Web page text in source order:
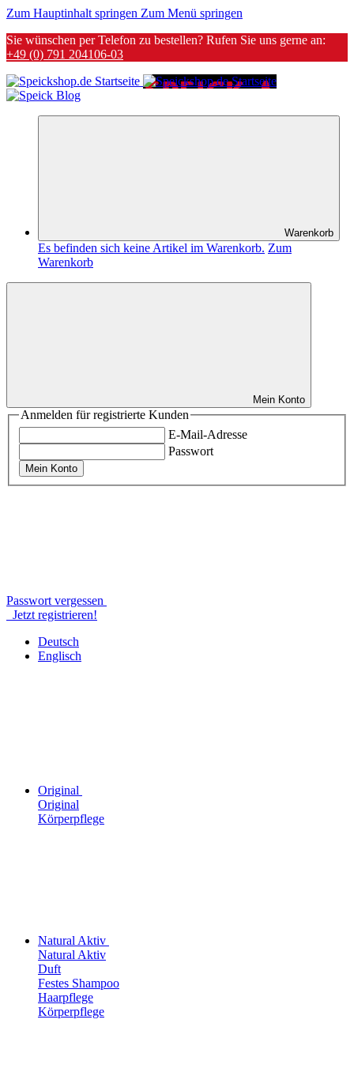
Zum Hauptinhalt springen Zum Menü springen
Sie wünschen per Telefon zu bestellen? Rufen Sie uns gerne an:
+49 (0) 791 204106-03
Warenkorb
Es befinden sich keine Artikel im Warenkorb. Zum
Warenkorb
Mein Konto
Anmelden für registrierte Kunden
E-Mail-Adresse
Passwort
Mein Konto
Passwort vergessen
Jetzt registrieren!
Deutsch
Englisch
Original
Original
Körperpflege
Natural Aktiv
Natural Aktiv
Duft
Festes Shampoo
Haarpflege
Körperpflege